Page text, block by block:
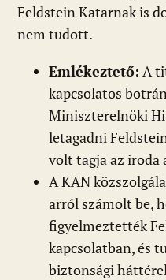
Feldstein Katarnak is
nem tudott.
Emlékeztető: A
kapcsolatos
Miniszterelnöki
letagadni
volt tagja az
A KAN
arról számolt be,
figyelmeztették
kapcsolatban, és
biztonsági